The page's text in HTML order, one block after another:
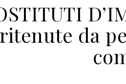
ritenute da